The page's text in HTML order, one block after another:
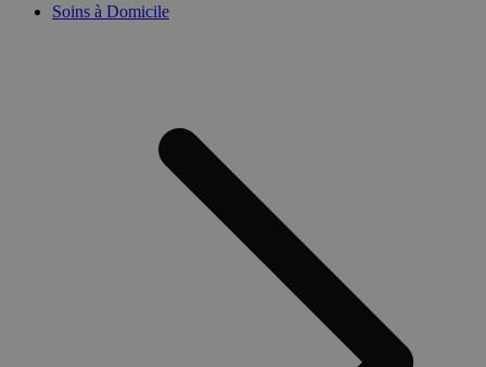
Soins à Domicile